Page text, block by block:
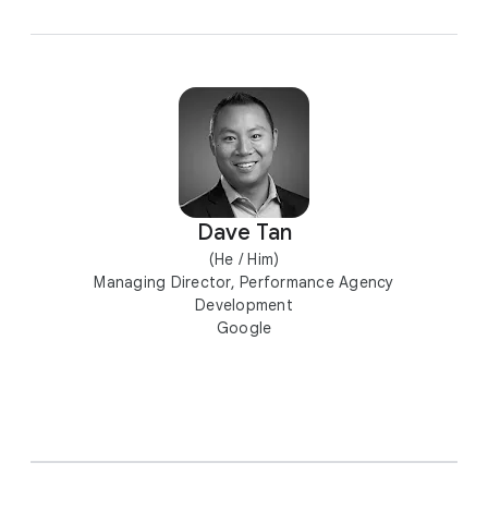
Dave Tan
(He / Him)
Managing Director, Performance Agency
Development
Google